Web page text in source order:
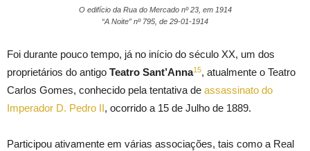
O edifício da Rua do Mercado nº 23, em 1914
“A Noite” nº 795, de 29-01-1914
Foi durante pouco tempo, já no início do século XX, um dos
proprietários do antigo Teatro Sant’Anna15, atualmente o Teatro
Carlos Gomes, conhecido pela tentativa de assassinato do
Imperador D. Pedro II, ocorrido a 15 de Julho de 1889.
Participou ativamente em várias associações, tais como a Real